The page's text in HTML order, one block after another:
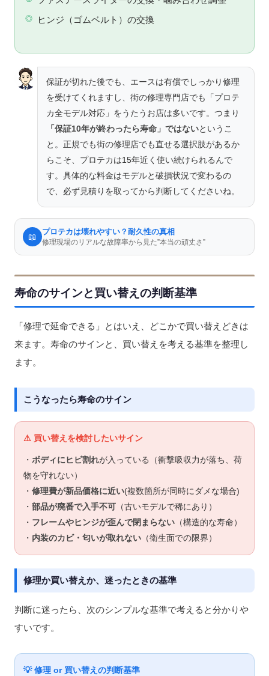
ヒンジ（ゴムベルト）の交換
保証が切れた後でも、エースは有償でしっかり修理
を受けてくれますし、街の修理専門店でも「プロテ
カ全モデル対応」をうたうお店は多いです。つまり
「保証10年が終わったら寿命」ではないというこ
と。正規でも街の修理店でも直せる選択肢があるか
らこそ、プロテカは15年近く使い続けられるんで
す。具体的な料金はモデルと破損状況で変わるの
で、必ず見積りを取ってから判断してくださいね。
📖 プロテカは壊れやすい？耐久性の真相
修理現場のリアルな故障率から見た”本当の頑丈さ”
寿命のサインと買い替えの判断基準
「修理で延命できる」とはいえ、どこかで買い替えどきは
来ます。寿命のサインと、買い替えを考える基準を整理し
ます。
こうなったら寿命のサイン
⚠ 買い替えを検討したいサイン
・ ボディにヒビ割れが入っている（衝撃吸収力が落ち、荷
物を守れない）
・ 修理費が新品価格に近い(複数箇所が同時にダメな場合)
・ 部品が廃番で入手不可 （古いモデルで稀にあり）
・ フレームやヒンジが歪んで閉まらない （構造的な寿命）
・ 内装のカビ・匂いが取れない （衛生面での限界）
修理か買い替えか、迷ったときの基準
判断に迷ったら、次のシンプルな基準で考えると分かりや
すいです。
💡 修理 or 買い替えの判断基準